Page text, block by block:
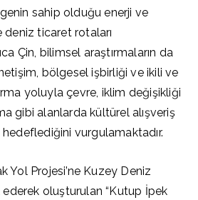
sahip olduğu enerji ve
deniz ticaret rotaları
Çin, bilimsel araştırmaların da
bölgesel işbirliği ve ikili ve
yoluyla çevre, iklim değişikliği
gibi alanlarda kültürel alışveriş
vurgulamaktadır.
Yol Projesi’ne Kuzey Deniz
ederek oluşturulan “Kutup İpek